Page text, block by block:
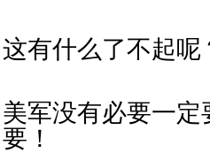
这有什么了不起呢
美军没有必要一
要！